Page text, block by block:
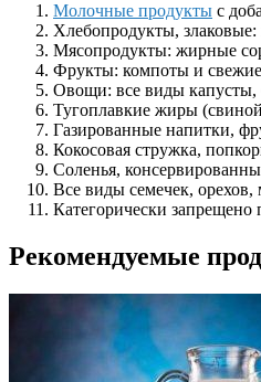
Молочные продукты с
Хлебопродукты,
Мясопродукты: жирные
Фрукты: компоты и
Овощи: все виды капусты,
Тугоплавкие жиры
Газированные напитки,
Кокосовая стружка,
Соленья,
Все виды семечек, орехов,
Категорически запрещено
Рекомендуемые